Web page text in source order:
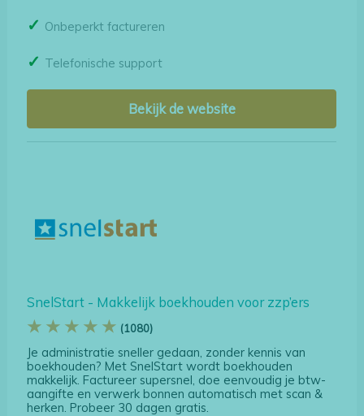
Onbeperkt factureren
Telefonische support
Bekijk de website
SnelStart - Makkelijk boekhouden voor zzp’ers
★ ★ ★ ★ ★ (1080)
Je administratie sneller gedaan, zonder kennis van
boekhouden? Met SnelStart wordt boekhouden
makkelijk. Factureer supersnel, doe eenvoudig je btw-
aangifte en verwerk bonnen automatisch met scan &
herken. Probeer 30 dagen gratis.